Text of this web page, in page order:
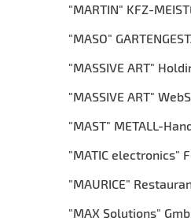
"MARTIN" KFZ-
"MASO"
"MASSIVE ART"
"MASSIVE ART"
"MAST" METALL-
"MATIC electronics"
"MAURICE"
"MAX Solutions"